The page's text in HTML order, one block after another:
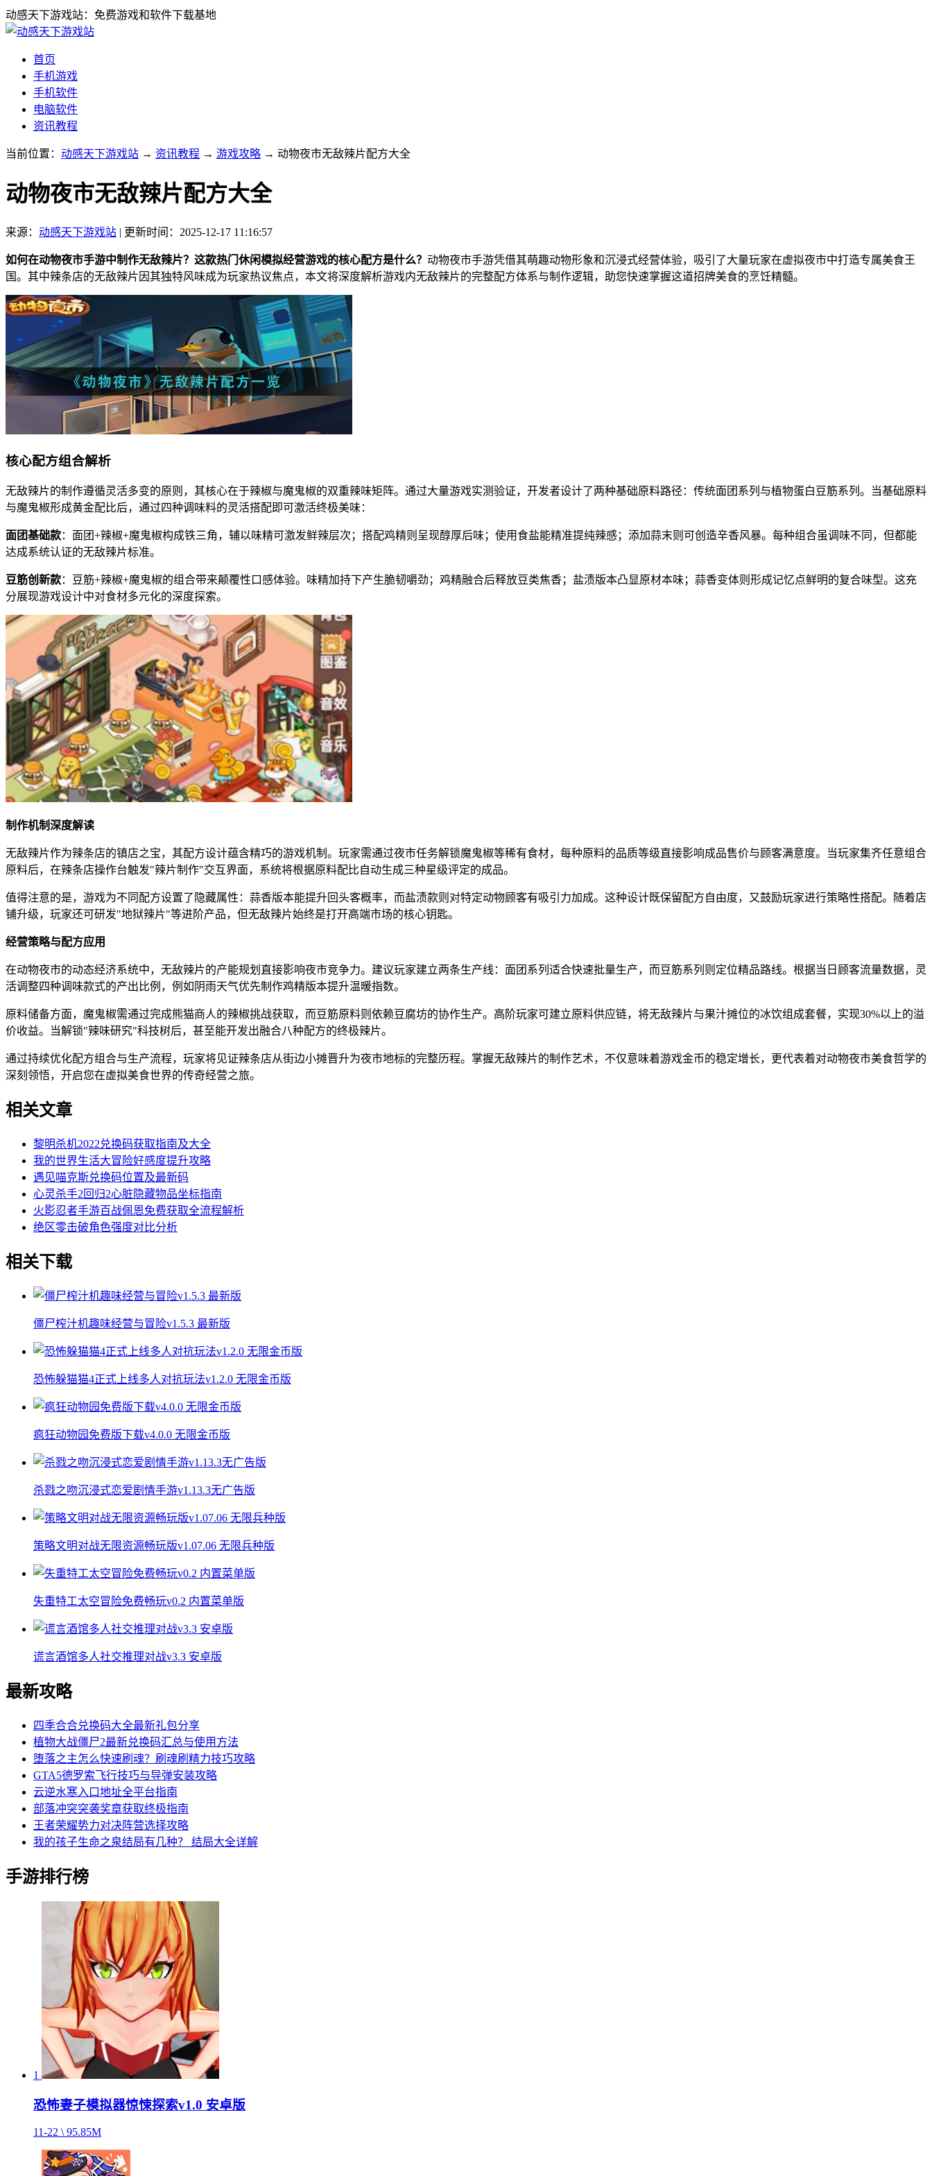
动感天下游戏站：免费游戏和软件下载基地
首页
手机游戏
手机软件
电脑软件
资讯教程
当前位置： 动感天下游戏站 → 资讯教程 → 游戏攻略 → 动物夜市无敌辣片配方大全
动物夜市无敌辣片配方大全
来源： 动感天下游戏站 | 更新时间：2025-12-17 11:16:57
如何在动物夜市手游中制作无敌辣片？这款热门休闲模拟经营游戏的核心配方是什么？ 动物夜市手游凭借其萌趣动物形象和沉浸式经营体验，吸引了大量玩家在虚拟夜市中打造专属美食王
国。其中辣条店的无敌辣片因其独特风味成为玩家热议焦点，本文将深度解析游戏内无敌辣片的完整配方体系与制作逻辑，助您快速掌握这道招牌美食的烹饪精髓。
核心配方组合解析
无敌辣片的制作遵循灵活多变的原则，其核心在于辣椒与魔鬼椒的双重辣味矩阵。通过大量游戏实测验证，开发者设计了两种基础原料路径：传统面团系列与植物蛋白豆筋系列。当基础原料
与魔鬼椒形成黄金配比后，通过四种调味料的灵活搭配即可激活终极美味：
面团基础款：面团+辣椒+魔鬼椒构成铁三角，辅以味精可激发鲜辣层次；搭配鸡精则呈现醇厚后味；使用食盐能精准提纯辣感；添加蒜末则可创造辛香风暴。每种组合虽调味不同，但都能
达成系统认证的无敌辣片标准。
豆筋创新款：豆筋+辣椒+魔鬼椒的组合带来颠覆性口感体验。味精加持下产生脆韧嚼劲；鸡精融合后释放豆类焦香；盐渍版本凸显原材本味；蒜香变体则形成记忆点鲜明的复合味型。这充
分展现游戏设计中对食材多元化的深度探索。
制作机制深度解读
无敌辣片作为辣条店的镇店之宝，其配方设计蕴含精巧的游戏机制。玩家需通过夜市任务解锁魔鬼椒等稀有食材，每种原料的品质等级直接影响成品售价与顾客满意度。当玩家集齐任意组合
原料后，在辣条店操作台触发"辣片制作"交互界面，系统将根据原料配比自动生成三种星级评定的成品。
值得注意的是，游戏为不同配方设置了隐藏属性：蒜香版本能提升回头客概率，而盐渍款则对特定动物顾客有吸引力加成。这种设计既保留配方自由度，又鼓励玩家进行策略性搭配。随着店
铺升级，玩家还可研发"地狱辣片"等进阶产品，但无敌辣片始终是打开高端市场的核心钥匙。
经营策略与配方应用
在动物夜市的动态经济系统中，无敌辣片的产能规划直接影响夜市竞争力。建议玩家建立两条生产线：面团系列适合快速批量生产，而豆筋系列则定位精品路线。根据当日顾客流量数据，灵
活调整四种调味款式的产出比例，例如阴雨天气优先制作鸡精版本提升温暖指数。
原料储备方面，魔鬼椒需通过完成熊猫商人的辣椒挑战获取，而豆筋原料则依赖豆腐坊的协作生产。高阶玩家可建立原料供应链，将无敌辣片与果汁摊位的冰饮组成套餐，实现30%以上的溢
价收益。当解锁"辣味研究"科技树后，甚至能开发出融合八种配方的终极辣片。
通过持续优化配方组合与生产流程，玩家将见证辣条店从街边小摊晋升为夜市地标的完整历程。掌握无敌辣片的制作艺术，不仅意味着游戏金币的稳定增长，更代表着对动物夜市美食哲学的
深刻领悟，开启您在虚拟美食世界的传奇经营之旅。
相关文章
黎明杀机2022兑换码获取指南及大全
我的世界生活大冒险好感度提升攻略
遇见喵克斯兑换码位置及最新码
心灵杀手2回归2心脏隐藏物品坐标指南
火影忍者手游百战佩恩免费获取全流程解析
绝区零击破角色强度对比分析
相关下载
僵尸榨汁机趣味经营与冒险v1.5.3 最新版
恐怖躲猫猫4正式上线多人对抗玩法v1.2.0 无限金币版
疯狂动物园免费版下载v4.0.0 无限金币版
杀戮之吻沉浸式恋爱剧情手游v1.13.3无广告版
策略文明对战无限资源畅玩版v1.07.06 无限兵种版
失重特工太空冒险免费畅玩v0.2 内置菜单版
谎言酒馆多人社交推理对战v3.3 安卓版
最新攻略
四季合合兑换码大全最新礼包分享
植物大战僵尸2最新兑换码汇总与使用方法
堕落之主怎么快速刷魂？刷魂刷精力技巧攻略
GTA5德罗索飞行技巧与导弹安装攻略
云逆水寒入口地址全平台指南
部落冲突突袭奖章获取终极指南
王者荣耀势力对决阵营选择攻略
我的孩子生命之泉结局有几种？ 结局大全详解
手游排行榜
1
恐怖妻子模拟器惊悚探索v1.0 安卓版
11-22 \ 95.85M